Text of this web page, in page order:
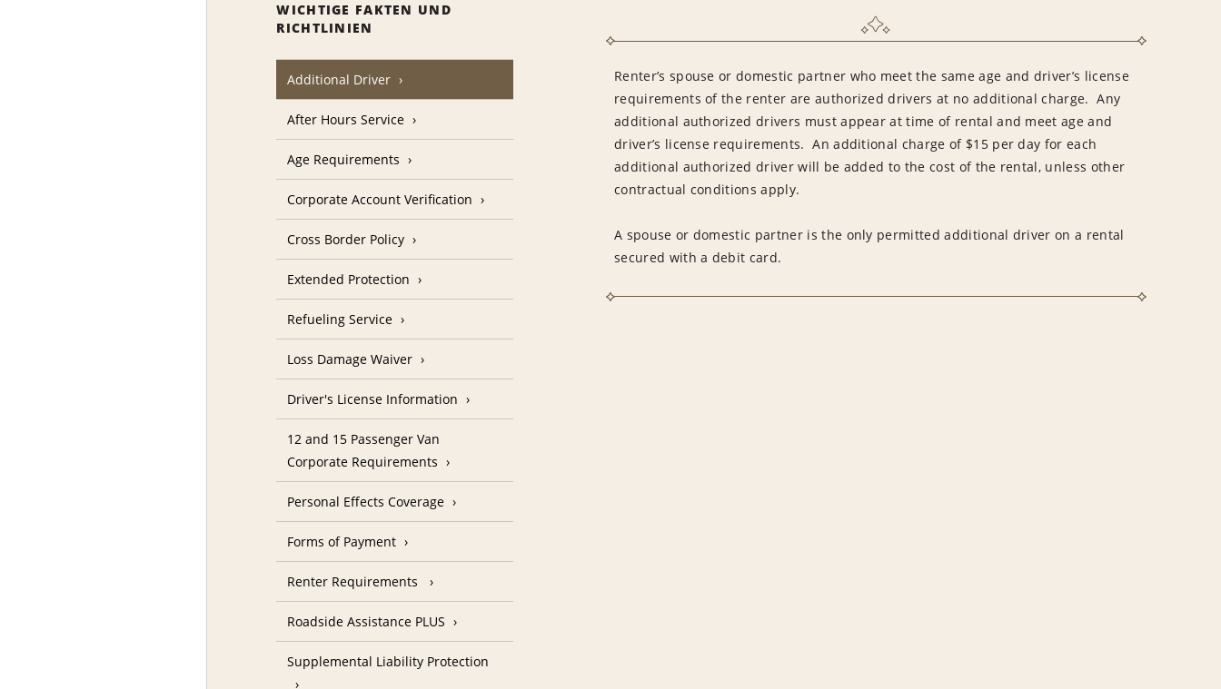
WICHTIGE FAKTEN UND
RICHTLINIEN
Additional Driver
Renter’s spouse or domestic partner who meet the same age and driver’s license
requirements of the renter are authorized drivers at no additional charge. Any
additional authorized drivers must appear at time of rental and meet age and
driver’s license requirements. An additional charge of $15 per day for each
additional authorized driver will be added to the cost of the rental, unless other
contractual conditions apply.
A spouse or domestic partner is the only permitted additional driver on a rental
secured with a debit card.
After Hours Service
Age Requirements
Corporate Account Verification
Cross Border Policy
Extended Protection
Refueling Service
Loss Damage Waiver
Driver's License Information
12 and 15 Passenger Van
Corporate Requirements
Personal Effects Coverage
Forms of Payment
Renter Requirements
Roadside Assistance PLUS
Supplemental Liability Protection